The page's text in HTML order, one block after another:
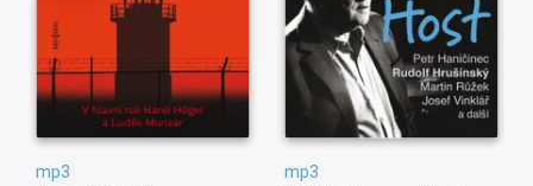
mp3 mp3